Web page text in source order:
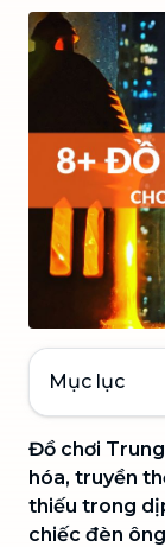
Mục lục
Đồ chơi
hóa, truyền
thiếu trong
chiếc đèn